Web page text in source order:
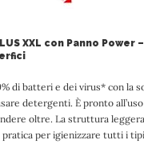
XXL con Panno Power
di batteri e dei virus* con la
detergenti. È pronto
oltre. La struttura
pratica per igienizzare tutti i